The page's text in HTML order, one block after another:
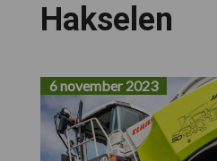
Hakselen
6 november 2023